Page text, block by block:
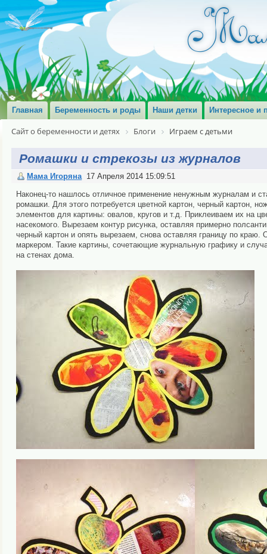
Главная Беременность и роды Наши детки Интересное и
Сайт о беременности и детях Блоги Играем с детьми
Ромашки и стрекозы из журналов
Мама Игоряна 17 Апреля 2014 15:09:51
Наконец-то нашлось отличное применение ненужным журналам и
ромашки. Для этого потребуется цветной картон, черный картон,
элементов для картины: овалов, кругов и т.д. Приклеиваем их на
насекомого. Вырезаем контур рисунка, оставляя примерно
черный картон и опять вырезаем, снова оставляя границу по
маркером. Такие картины, сочетающие журнальную графику и
на стенах дома.